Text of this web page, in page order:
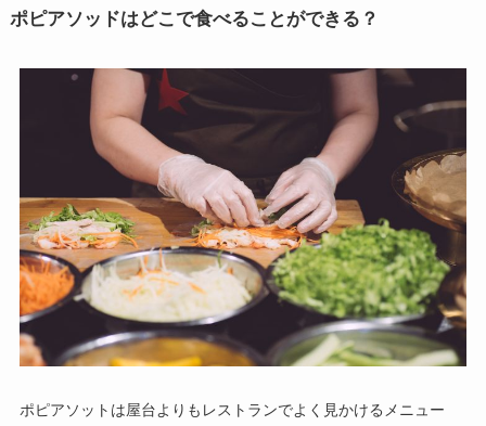
ポピアソッドはどこで食べることができる？
ポピアソットは屋台よりもレストランでよく見かけるメニュー